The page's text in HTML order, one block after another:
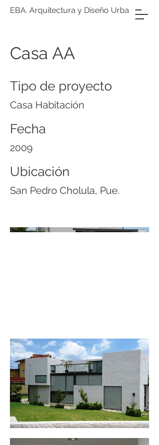
EBA. Arquitectura y Diseño Urbano
Casa AA
Tipo de proyecto
Casa Habitación
Fecha
2009
Ubicación
San Pedro Cholula, Pue.